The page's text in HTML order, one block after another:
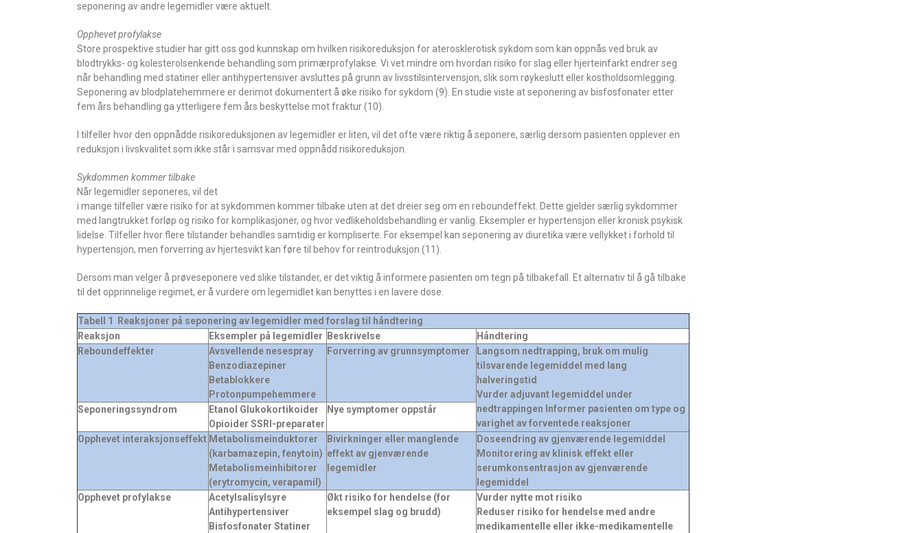
seponering av andre legemidler være aktuelt.
Opphevet profylakse
Store prospektive studier har gitt oss god kunnskap om hvilken risikoreduksjon for aterosklerotisk sykdom som kan oppnås ved bruk av
blodtrykks- og kolesterolsenkende behandling som primærprofylakse. Vi vet mindre om hvordan risiko for slag eller hjerteinfarkt endrer seg
når behandling med statiner eller antihypertensiver avsluttes på grunn av livsstilsintervensjon, slik som røykeslutt eller kostholdsomlegging.
Seponering av blodplatehemmere er derimot dokumentert å øke risiko for sykdom (9). En studie viste at seponering av bisfosfonater etter
fem års behandling ga ytterligere fem års beskyttelse mot fraktur (10).
I tilfeller hvor den oppnådde risikoreduksjonen av legemidler er liten, vil det ofte være riktig å seponere, særlig dersom pasienten opplever en
reduksjon i livskvalitet som ikke står i samsvar med oppnådd risikoreduksjon.
Sykdommen kommer tilbake
Når legemidler seponeres, vil det
i mange tilfeller være risiko for at sykdommen kommer tilbake uten at det dreier seg om en reboundeffekt. Dette gjelder særlig sykdommer
med langtrukket forløp og risiko for komplikasjoner, og hvor vedlikeholdsbehandling er vanlig. Eksempler er hypertensjon eller kronisk psykisk
lidelse. Tilfeller hvor flere tilstander behandles samtidig er kompliserte. For eksempel kan seponering av diuretika være vellykket i forhold til
hypertensjon, men forverring av hjertesvikt kan føre til behov for reintroduksjon (11).
Dersom man velger å prøveseponere ved slike tilstander, er det viktig å informere pasienten om tegn på tilbakefall. Et alternativ til å gå tilbake
til det opprinnelige regimet, er å vurdere om legemidlet kan benyttes i en lavere dose.
Tabell 1
Reaksjoner på seponering av legemidler med forslag til håndtering
Reaksjon
Eksempler på legemidler Beskrivelse
Håndtering
Reboundeffekter
Avsvellende nesespray
Benzodiazepiner
Betablokkere
Protonpumpehemmere
Forverring av grunnsymptomer
Langsom nedtrapping, bruk om mulig
tilsvarende legemiddel med lang
halveringstid
Vurder adjuvant legemiddel under
nedtrappingen Informer pasienten om type og
varighet av forventede reaksjoner
Seponeringssyndrom
Etanol Glukokortikoider
Opioider SSRI-preparater
Nye symptomer oppstår
Opphevet interaksjonseffekt Metabolismeinduktorer
(karbamazepin, fenytoin)
Metabolismeinhibitorer
(erytromycin, verapamil)
Bivirkninger eller manglende
effekt av gjenværende
legemidler
Doseendring av gjenværende legemiddel
Monitorering av klinisk effekt eller
serumkonsentrasjon av gjenværende
legemiddel
Opphevet profylakse
Acetylsalisylsyre
Antihypertensiver
Bisfosfonater Statiner
Økt risiko for hendelse (for
eksempel slag og brudd)
Vurder nytte mot risiko
Reduser risiko for hendelse med andre
medikamentelle eller ikke-medikamentelle